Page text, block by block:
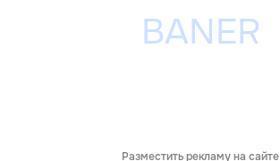
Разместить рекламу на сайте